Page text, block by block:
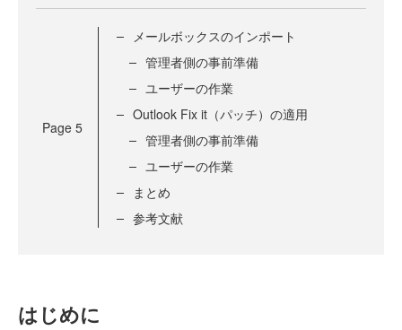
Page 5
メールボックスのインポート
管理者側の事前準備
ユーザーの作業
Outlook Fix it（パッチ）の適用
管理者側の事前準備
ユーザーの作業
まとめ
参考文献
はじめに